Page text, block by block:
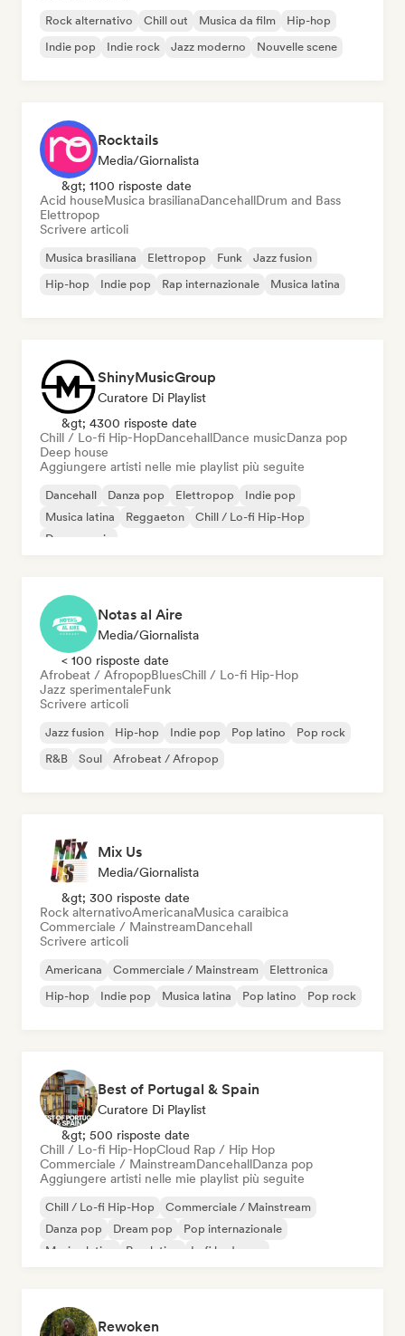
Rock alternativo Chill out Musica da film
Hip-hop
Indie pop
Indie rock Jazz moderno Nouvelle scene
Rocktails
Media/Giornalista
&gt; 1100 risposte date
Acid houseMusica brasilianaDancehallDrum and Bass
Elettropop
Scrivere articoli
Musica brasiliana Elettropop Funk
Jazz fusion
Hip-hop
Indie pop Rap internazionale Musica latina
ShinyMusicGroup
Curatore Di Playlist
&gt; 4300 risposte date
Chill / Lo-fi Hip-HopDancehallDance musicDanza pop
Deep house
Aggiungere artisti nelle mie playlist più seguite
Dancehall Danza pop Elettropop
Indie pop
Musica latina
Reggaeton
Chill / Lo-fi Hip-Hop
Dance music
Notas al Aire
Media/Giornalista
< 100 risposte date
Afrobeat / AfropopBluesChill / Lo-fi Hip-Hop
Jazz sperimentaleFunk
Scrivere articoli
Jazz fusion Hip-hop Indie pop Pop latino
Pop rock
R&B
Soul Afrobeat / Afropop
Mix Us
Media/Giornalista
&gt; 300 risposte date
Rock alternativoAmericanaMusica caraibica
Commerciale / MainstreamDancehall
Scrivere articoli
Americana Commerciale / Mainstream
Elettronica
Hip-hop
Indie pop Musica latina Pop latino Pop rock
Best of Portugal & Spain
Curatore Di Playlist
&gt; 500 risposte date
Chill / Lo-fi Hip-HopCloud Rap / Hip Hop
Commerciale / MainstreamDancehallDanza pop
Aggiungere artisti nelle mie playlist più seguite
Chill / Lo-fi Hip-Hop
Commerciale / Mainstream
Danza pop
Dream pop
Pop internazionale
Musica latina
Pop latino Lofi bedroom
Rewoken